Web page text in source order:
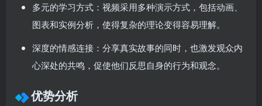
多元的学习方式： 视频采用多种演示方式，包括动画、
图表和实例分析，使得复杂的理论变得容易理解。
深度的情感连接： 分享真实故事的同时，也激发观众内
心深处的共鸣，促使他们反思自身的行为和观念。
优势分析